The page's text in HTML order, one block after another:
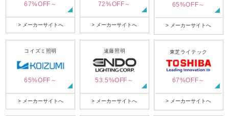
67%OFF～
> メーカーサイトへ
72%OFF～
> メーカーサイトへ
65%OFF～
> メーカーサイトへ
コイズミ照明
65%OFF～
> メーカーサイトへ
遠藤照明
53.5%OFF～
> メーカーサイトへ
東芝ライテック
67%OFF～
> メーカーサイトへ